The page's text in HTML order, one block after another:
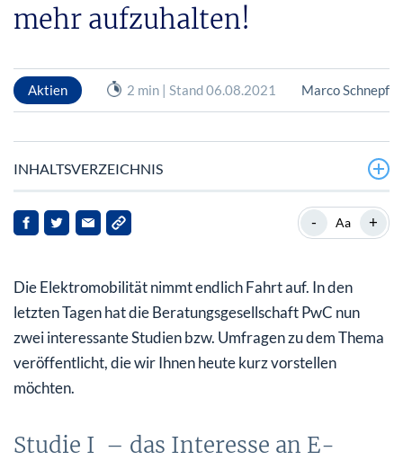
mehr aufzuhalten!
Aktien 2 min | Stand 06.08.2021 Marco Schnepf
INHALTSVERZEICHNIS
Studie I – das Interesse an E-Autos wächst
Studie II – deutsche Hersteller auf E-Kurs
USA auf dem Vormarsch
- Aa +
Die Elektromobilität nimmt endlich Fahrt auf. In den
letzten Tagen hat die Beratungsgesellschaft PwC nun
zwei interessante Studien bzw. Umfragen zu dem Thema
veröffentlicht, die wir Ihnen heute kurz vorstellen
möchten.
Studie I – das Interesse an E-